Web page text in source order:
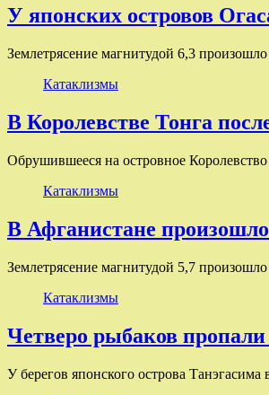
У японских островов
Землетрясение магнитудой 6,3
Катаклизмы
В Королевстве Тонга
Обрушившееся на островное
Катаклизмы
В Афганистане
Землетрясение магнитудой 5,7
Катаклизмы
Четверо рыбаков
У берегов японского острова